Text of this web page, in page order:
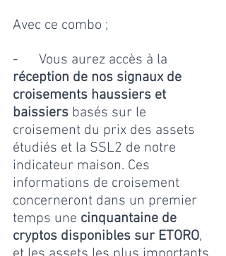
Avec ce combo ;
- Vous aurez accès à la
réception de nos signaux de
croisements haussiers et
baissiers basés sur le
croisement du prix des assets
étudiés et la SSL2 de notre
indicateur maison. Ces
informations de croisement
concerneront dans un premier
temps une cinquantaine de
cryptos disponibles sur ETORO,